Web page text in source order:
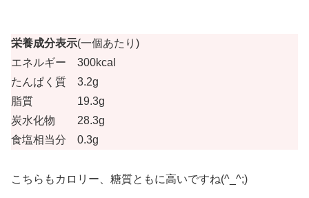
栄養成分表示(一個あたり)
エネルギー 300kcal
たんぱく質 3.2g
脂質 19.3g
炭水化物 28.3g
食塩相当分 0.3g
こちらもカロリー、糖質ともに高いですね(^_^;)